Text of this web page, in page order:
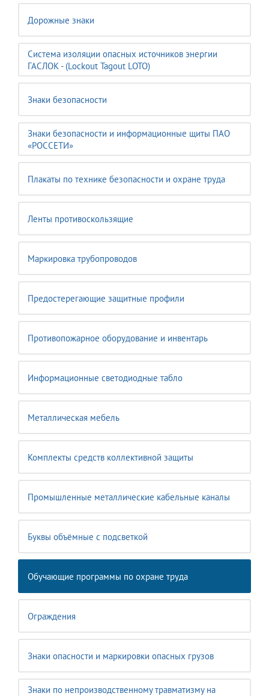
Дорожные знаки
Система изоляции опасных источников энергии
ГАСЛОК - (Lockout Tagout LOTO)
Знаки безопасности
Знаки безопасности и информационные щиты ПАО
«РОССЕТИ»
Плакаты по технике безопасности и охране труда
Ленты противоскользящие
Маркировка трубопроводов
Предостерегающие защитные профили
Противопожарное оборудование и инвентарь
Информационные светодиодные табло
Металлическая мебель
Комплекты средств коллективной защиты
Промышленные металлические кабельные каналы
Буквы объёмные с подсветкой
Обучающие программы по охране труда
Ограждения
Знаки опасности и маркировки опасных грузов
Знаки по непроизводственному травматизму на